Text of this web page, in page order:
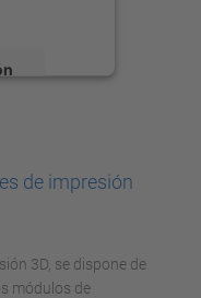
de impresión
3D, se dispone de
módulos de